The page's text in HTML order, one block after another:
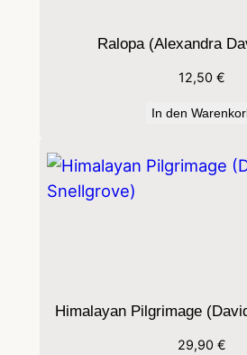
v
o
Ralopa (Alexandra
12,50 €
In den
Himalayan Pilgrimage
29,90 €